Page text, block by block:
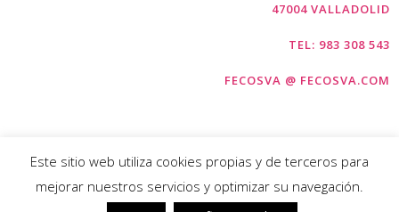
47004 VALLADOLID
TEL: 983 308 543
FECOSVA @ FECOSVA.COM
COPYRIGHT © FECOSVA 2026 |AVISO
Este sitio web utiliza cookies propias y de terceros para
mejorar nuestros servicios y optimizar su navegación.